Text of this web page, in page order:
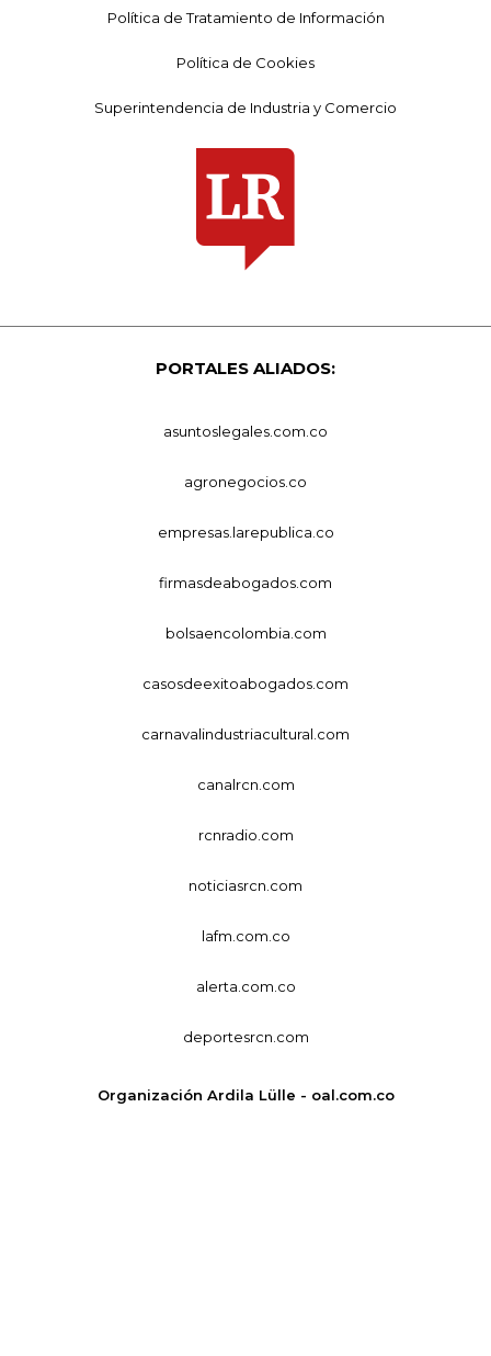
Política de Tratamiento de Información
Política de Cookies
Superintendencia de Industria y Comercio
PORTALES ALIADOS:
asuntoslegales.com.co
agronegocios.co
empresas.larepublica.co
firmasdeabogados.com
bolsaencolombia.com
casosdeexitoabogados.com
carnavalindustriacultural.com
canalrcn.com
rcnradio.com
noticiasrcn.com
lafm.com.co
alerta.com.co
deportesrcn.com
Organización Ardila Lülle - oal.com.co